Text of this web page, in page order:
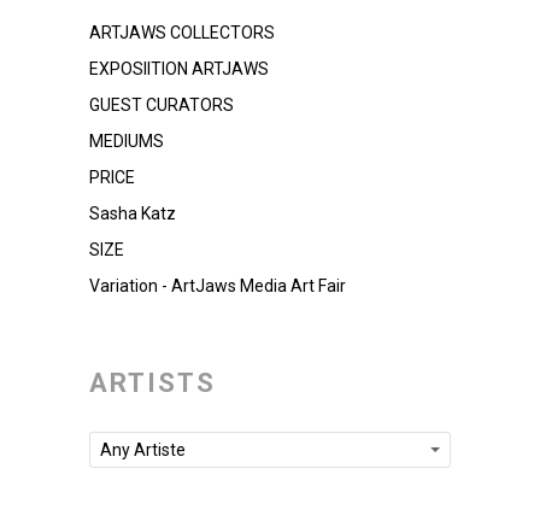
ARTJAWS COLLECTORS
EXPOSIITION ARTJAWS
GUEST CURATORS
MEDIUMS
PRICE
Sasha Katz
SIZE
Variation - ArtJaws Media Art Fair
ARTISTS
Any Artiste